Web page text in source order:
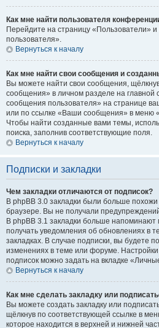
Как мне найти пользователя
Перейдите на страницу «Пользователи»
пользователя».
Вернуться к началу
Как мне найти свои сообщения и
Вы можете найти свои сообщения,
сообщения» в личном разделе на главной
сообщения пользователя» на странице
или по ссылке «Ваши сообщения» в меню
Чтобы найти созданные вами темы,
поиска, заполнив соответствующие поля.
Вернуться к началу
Подписки и закладки
Чем закладки отличаются от подписок?
В phpBB 3.0 закладки были больше
браузере. Вы не получали
В phpBB 3.1 закладки больше
получать уведомления об обновлениях в
закладках. В случае подписки, вы будете
изменениях в теме или форуме.
подписок можно задать на вкладке
Вернуться к началу
Как мне сделать закладку или
Вы можете создать закладку или
щёлкнув по соответствующей ссылке в
которое находится в верхней и нижней